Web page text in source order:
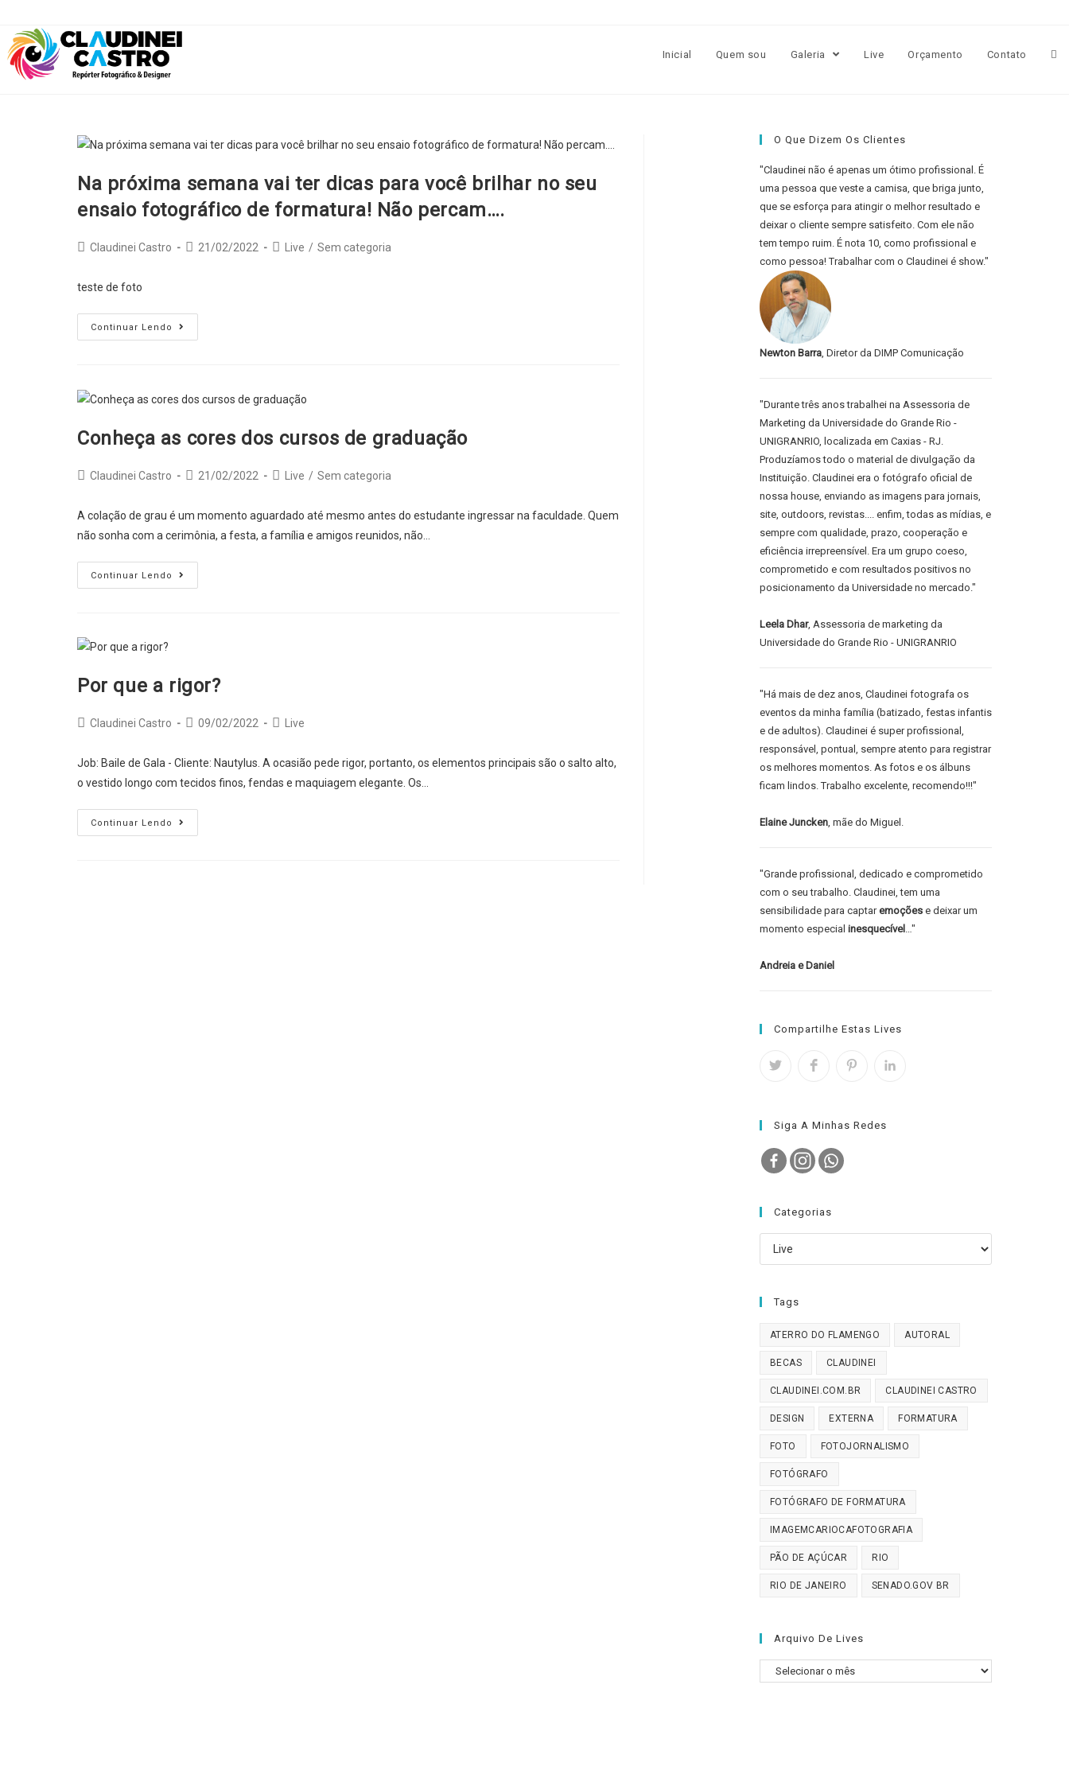
content
Inicial Quem sou Galeria Live Orçamento Contato
Na próxima semana vai ter dicas para você brilhar no seu
ensaio fotográfico de formatura! Não percam….
PostClaudinei Castro
Post21/02/2022
PostLive / Sem categoria
teste de foto
Continuar Lendo
próxima
ter
para
brilhar
seu
ensaio
fotográfico
Conheça as cores dos cursos de graduação
PostClaudinei Castro
Post21/02/2022
PostLive / Sem categoria
A colação de grau é um momento aguardado até mesmo antes do estudante ingressar na faculdade. Quem
não sonha com a cerimônia, a festa, a família e amigos reunidos, não…
Continuar Lendo
as
graduação
Por que a rigor?
PostClaudinei Castro
Post09/02/2022
PostLive
Job: Baile de Gala - Cliente: Nautylus. A ocasião pede rigor, portanto, os elementos principais são o salto alto,
o vestido longo com tecidos finos, fendas e maquiagem elegante. Os…
Continuar Lendo
que
O Que Dizem Os Clientes
"Claudinei não é apenas um ótimo profissional. É
uma pessoa que veste a camisa, que briga junto,
que se esforça para atingir o melhor resultado e
deixar o cliente sempre satisfeito. Com ele não
tem tempo ruim. É nota 10, como profissional e
como pessoa! Trabalhar com o Claudinei é show."
Newton Barra, Diretor da DIMP Comunicação
"Durante três anos trabalhei na Assessoria de
Marketing da Universidade do Grande Rio -
UNIGRANRIO, localizada em Caxias - RJ.
Produzíamos todo o material de divulgação da
Instituição. Claudinei era o fotógrafo oficial de
nossa house, enviando as imagens para jornais,
site, outdoors, revistas.... enfim, todas as mídias, e
sempre com qualidade, prazo, cooperação e
eficiência irrepreensível. Era um grupo coeso,
comprometido e com resultados positivos no
posicionamento da Universidade no mercado."
Leela Dhar, Assessoria de marketing da
Universidade do Grande Rio - UNIGRANRIO
"Há mais de dez anos, Claudinei fotografa os
eventos da minha família (batizado, festas infantis
e de adultos). Claudinei é super profissional,
responsável, pontual, sempre atento para registrar
os melhores momentos. As fotos e os álbuns
ficam lindos. Trabalho excelente, recomendo!!!"
Elaine Juncken, mãe do Miguel.
"Grande profissional, dedicado e comprometido
com o seu trabalho. Claudinei, tem uma
sensibilidade para captaremoções e deixar um
momento especial inesquecível …"
Andreia e Daniel
Compartilhe Estas Lives
Siga A Minhas Redes
Categorias
Categorias
Tags
ATERRO DO FLAMENGO AUTORAL
BECAS CLAUDINEI
CLAUDINEI.COM.BR CLAUDINEI CASTRO
DESIGN EXTERNA FORMATURA
FOTO FOTOJORNALISMO
FOTÓGRAFO
FOTÓGRAFO DE FORMATURA
IMAGEMCARIOCAFOTOGRAFIA
PÃO DE AÇÚCAR RIO
RIO DE JANEIRO SENADO.GOV BR
Arquivo De Lives
Arquivo